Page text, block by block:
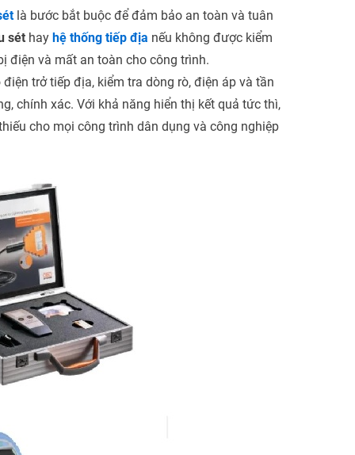
là bước bắt buộc để đảm bảo an toàn và tuân
séthay hệ thống tiếp địa nếu không được kiểm
điện và mất an toàn cho công trình.
trở tiếp địa, kiểm tra dòng rò, điện áp và tần
chính xác. Với khả năng hiển thị kết quả tức thì,
cho mọi công trình dân dụng và công nghiệp